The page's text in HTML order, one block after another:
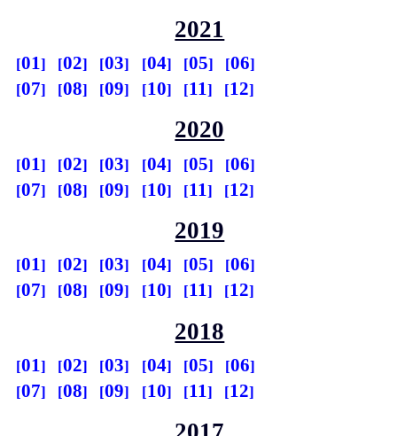
2021
01 02 03 04 05
06
07
08 09 10 11 12
2020
01 02 03 04 05
06
07
08 09 10 11 12
2019
01 02 03 04 05
06
07
08 09 10 11 12
2018
01 02 03 04 05
06
07
08 09 10 11 12